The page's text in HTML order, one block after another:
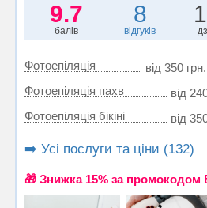
9.7
балів
8
відгуків
Фотоепіляція
від 350
Фотоепіляція пахв
від
Фотоепіляція бікіні
від
➡️ Усі послуги та ціни (132)
🎁 Знижка 15% за промокодом